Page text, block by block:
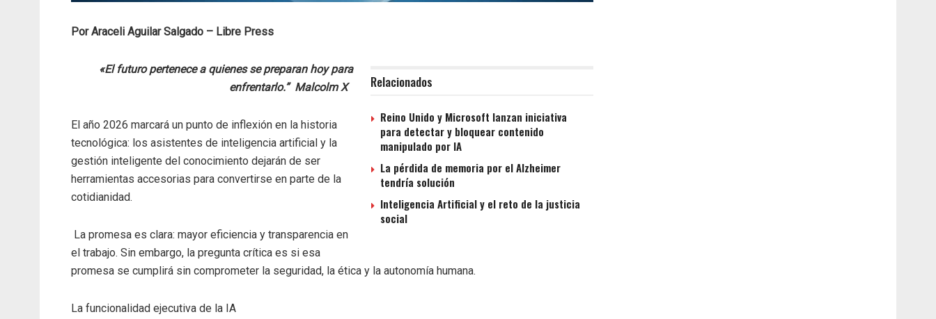
Por Araceli Aguilar Salgado – Libre Press
Relacionados
Reino Unido y Microsoft lanzan iniciativa
para detectar y bloquear contenido
manipulado por IA
La pérdida de memoria por el Alzheimer
tendría solución
Inteligencia Artificial y el reto de la justicia
social
«El futuro pertenece a quienes se preparan hoy para
enfrentarlo.” Malcolm X
El año 2026 marcará un punto de inflexión en la historia
tecnológica: los asistentes de inteligencia artificial y la
gestión inteligente del conocimiento dejarán de ser
herramientas accesorias para convertirse en parte de la
cotidianidad.
La promesa es clara: mayor eficiencia y transparencia en
el trabajo. Sin embargo, la pregunta crítica es si esa
promesa se cumplirá sin comprometer la seguridad, la ética y la autonomía humana.
La funcionalidad ejecutiva de la IA